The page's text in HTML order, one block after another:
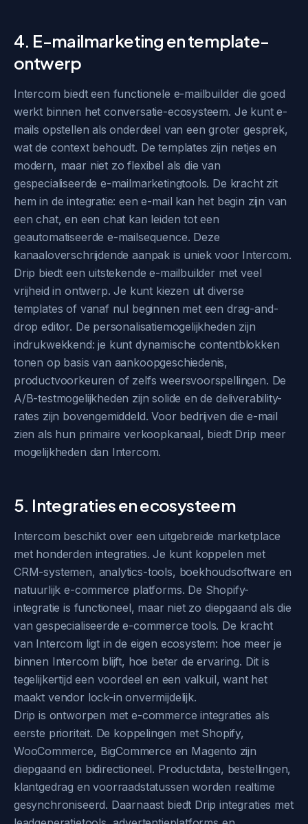
4. E-mailmarketing en template-
ontwerp
Intercom biedt een functionele e-mailbuilder die goed
werkt binnen het conversatie-ecosysteem. Je kunt e-
mails opstellen als onderdeel van een groter gesprek,
wat de context behoudt. De templates zijn netjes en
modern, maar niet zo flexibel als die van
gespecialiseerde e-mailmarketingtools. De kracht zit
hem in de integratie: een e-mail kan het begin zijn van
een chat, en een chat kan leiden tot een
geautomatiseerde e-mailsequence. Deze
kanaaloverschrijdende aanpak is uniek voor Intercom.
Drip biedt een uitstekende e-mailbuilder met veel
vrijheid in ontwerp. Je kunt kiezen uit diverse
templates of vanaf nul beginnen met een drag-and-
drop editor. De personalisatiemogelijkheden zijn
indrukwekkend: je kunt dynamische contentblokken
tonen op basis van aankoopgeschiedenis,
productvoorkeuren of zelfs weersvoorspellingen. De
A/B-testmogelijkheden zijn solide en de deliverability-
rates zijn bovengemiddeld. Voor bedrijven die e-mail
zien als hun primaire verkoopkanaal, biedt Drip meer
mogelijkheden dan Intercom.
5. Integraties en ecosysteem
Intercom beschikt over een uitgebreide marketplace
met honderden integraties. Je kunt koppelen met
CRM-systemen, analytics-tools, boekhoudsoftware en
natuurlijk e-commerce platforms. De Shopify-
integratie is functioneel, maar niet zo diepgaand als die
van gespecialiseerde e-commerce tools. De kracht
van Intercom ligt in de eigen ecosystem: hoe meer je
binnen Intercom blijft, hoe beter de ervaring. Dit is
tegelijkertijd een voordeel en een valkuil, want het
maakt vendor lock-in onvermijdelijk.
Drip is ontworpen met e-commerce integraties als
eerste prioriteit. De koppelingen met Shopify,
WooCommerce, BigCommerce en Magento zijn
diepgaand en bidirectioneel. Productdata, bestellingen,
klantgedrag en voorraadstatussen worden realtime
gesynchroniseerd. Daarnaast biedt Drip integraties met